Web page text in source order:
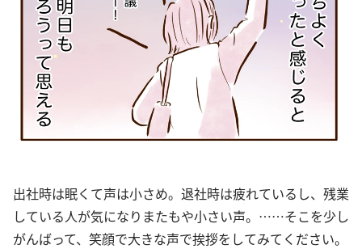
出社時は眠くて声は小さめ。退社時は疲れているし、残業
している人が気になりまたもや小さい声。……そこを少し
がんばって、笑顔で大きな声で挨拶をしてみてください。